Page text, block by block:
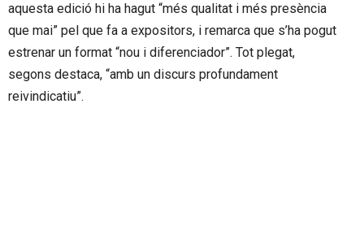
aquesta edició hi ha hagut “més qualitat i més presència
que mai” pel que fa a expositors, i remarca que s’ha pogut
estrenar un format “nou i diferenciador”. Tot plegat,
segons destaca, “amb un discurs profundament
reivindicatiu”.